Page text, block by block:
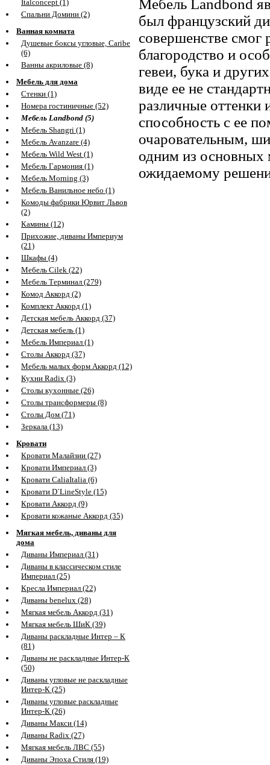
Italconcept (1)
Спальни Домини (2)
Ванная комната
Душевые боксы угловые, Caribe
(6)
Ванны акриловые (8)
Мебель для дома
Стенки (1)
Номера гостиничные (52)
Мебель Landbond (5)
Мебель Shangri (1)
Мебель Avanzare (4)
Мебель Wild West (1)
Мебель Гармония (1)
Мебель Morning (3)
Мебель Ванильное небо (1)
Комоды фабрики Юрвит Львов
(2)
Камины (12)
Прихожие, диваны Империум
(21)
Шкафы (4)
Мебель Cilek (22)
Мебель Терминал (279)
Комод Аккорд (2)
Комплект Аккорд (1)
Детская мебель Аккорд (37)
Детская мебель (1)
Мебель Империал (1)
Столы Аккорд (37)
Мебель малых форм Аккорд (12)
Кухни Radix (3)
Столы кухонные (26)
Столы трансформеры (8)
Столы Дом (71)
Зеркала (13)
Кровати
Кровати Малайзии (27)
Кровати Империал (3)
Кровати CaliaItalia (6)
Кровати D`LineStyle (15)
Кровати Аккорд (9)
Кровати кожаные Аккорд (35)
Мягкая мебель, диваны для
дома
Диваны Империал (31)
Диваны в классическом стиле
Империал (25)
Кресла Империал (22)
Диваны benelux (28)
Мягкая мебель Аккорд (31)
Мягкая мебель ШиК (39)
Диваны раскладные Интер – К
(81)
Диваны не раскладные Интер-К
(50)
Диваны угловые не раскладные
Интер-К (25)
Диваны угловые раскладные
Интер-К (26)
Диваны Макси (14)
Диваны Radix (27)
Мягкая мебель ЛВС (55)
Диваны Эпоха Стиля (19)
Мебель Landbond
был французский
совершенстве смог
благородство и
гевеи, бука и
виде ее не
различные
способность с ее
очаровательным,
одним из основных
ожидаемому